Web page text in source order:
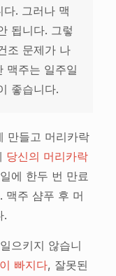
. 그러나 맥
됩니다. 그렇
조 문제가 나
맥주는 일주일
좋습니다.
만들고 머리카락
당신의 머리카락
에 한두 번 만료
맥주 샴푸 후 머
.
으키지 않습니
빠지다, 잘못된